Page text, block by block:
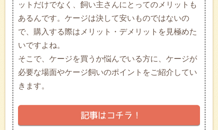
ットだけでなく、飼い主さんにとってのメリットも
あるんです。ケージは決して安いものではないの
で、購入する際はメリット・デメリットを見極めた
いですよね。
そこで、ケージを買うか悩んでいる方に、ケージが
必要な場面やケージ飼いのポイントをご紹介してい
きます。